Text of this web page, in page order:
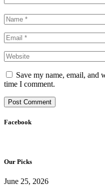
Save my name, email, and
time I comment.
Facebook
Our Picks
June 25, 2026